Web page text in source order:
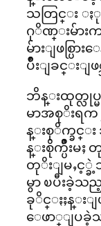
သတြင္း ႏုိင္
ဂုိဏ္းမ်ားက
မ်ားျဖစ္ပ
ပ်ိဳးျခင္းျဖ
ဘိန္းထုတ္လုပ္
မာအစုိးရက
န္းစုိက္ခင္း
န္းစိုက္ပ်ိဳးမ
တုိးျမႇင့္
မွာ ၿပီးခဲ့
ခုိင္ႏႈန္းျ
ေဖာ္ျပခဲ့